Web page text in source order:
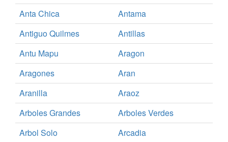
Anta Chica
Antama
Antiguo Quilmes
Antillas
Antu Mapu
Aragon
Aragones
Aran
Aranilla
Araoz
Arboles Grandes
Arboles Verdes
Arbol Solo
Arcadia